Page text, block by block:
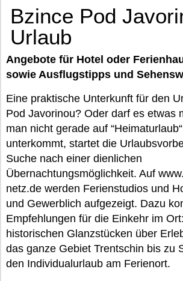
Bzince Pod
Urlaub
Angebote für Hotel oder
sowie Ausflugstipps und
Eine praktische Unterkunft für den
Pod Javorinou? Oder darf es etwas
man nicht gerade auf
unterkommt, startet die
Suche nach einer dienlichen
Übernachtungsmöglichkeit. Auf
netz.de werden Ferienstudios und
und Gewerblich aufgezeigt. Dazu
Empfehlungen für die Einkehr im
historischen Glanzstücken über
das ganze Gebiet Trentschin bis zu
den Individualurlaub am Ferienort.